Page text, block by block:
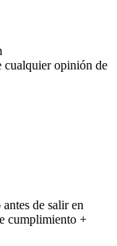
cualquier opinión de
de salir en
cumplimiento +